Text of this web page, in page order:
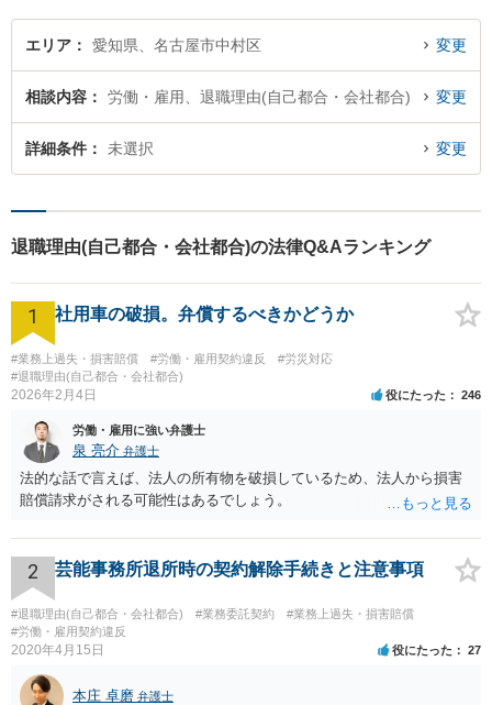
す。
エリア
愛知県、名古屋市中村区 変更
相談内容 労働・雇用、退職理由(自己都合・会社都合) 変更
詳細条件 未選択 変更
退職理由(自己都合・会社都合)の法律Q&Aランキング
1 社用車の破損。弁償するべきかどうか
#業務上過失・損害賠償 #労働・雇用契約違反
#労災対応
#退職理由(自己都合・会社都合)
2026年2月4日 役にたった 246
労働・雇用に強い弁護士
泉 亮介 弁護士
法的な話で言えば、法人の所有物を破損しているため、法人から損害
賠償請求がされる可能性はあるでしょう。
2 芸能事務所退所時の契約解除手続きと注意事項
#退職理由(自己都合・会社都合) #業務委託契約
#業務上過失・損害賠償
#労働・雇用契約違反
2020年4月15日 役にたった 27
本庄 卓磨 弁護士